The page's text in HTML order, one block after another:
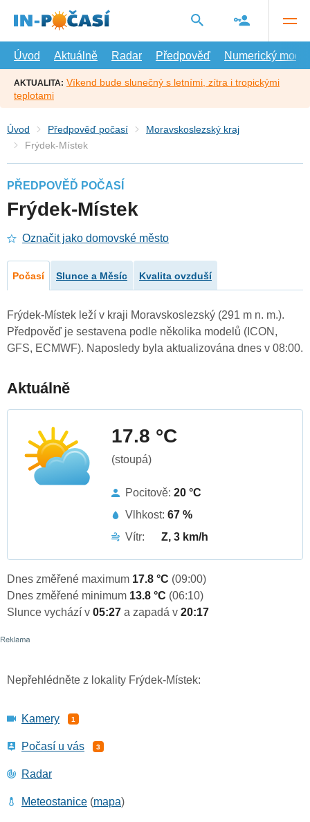
hlavní
Úvod
Aktuálně Radar Předpověď Numerický model
AKTUALITA: Víkend bude slunečný s letními, zítra i tropickými
teplotami
Úvod Předpověď počasí
Moravskoslezský kraj
Frýdek-Místek
PŘEDPOVĚĎ POČASÍ
Frýdek-Místek
Označit jako domovské město
Počasí Slunce a Měsíc Kvalita ovzduší
Frýdek-Místek leží v kraji Moravskoslezský (291 m n. m.).
Předpověď je sestavena podle několika modelů (ICON,
GFS, ECMWF). Naposledy byla aktualizována dnes v 08:00.
Aktuálně
17.8 °C
(stoupá)
Pocitově: 20 °C
Vlhkost: 67 %
Vítr:
Z, 3 km/h
Dnes změřené maximum 17.8 °C (09:00)
Dnes změřené minimum 13.8 °C (06:10)
Slunce vychází v 05:27 a zapadá v 20:17
Nepřehlédněte z lokality Frýdek-Místek:
Kamery 1
Počasí u vás 3
Radar
Meteostanice (mapa)